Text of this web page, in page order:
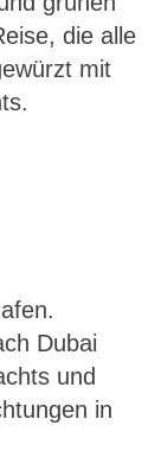
die alle
mit
Dubai
und
in